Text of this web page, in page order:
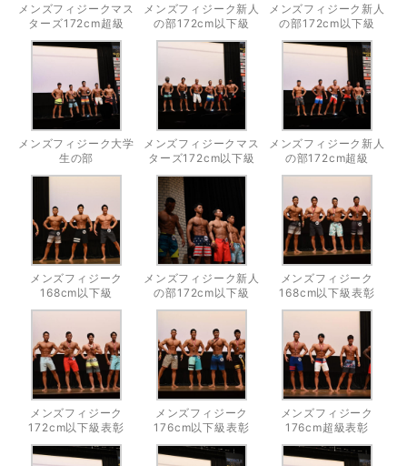
メンズフィジークマス
ターズ172cm超級
メンズフィジーク新人
の部172cm以下級
メンズフィジーク新人
の部172cm以下級
メンズフィジーク大学
生の部
メンズフィジークマス
ターズ172cm以下級
メンズフィジーク新人
の部172cm超級
メンズフィジーク
168cm以下級
メンズフィジーク新人
の部172cm以下級
メンズフィジーク
168cm以下級表彰
メンズフィジーク
172cm以下級表彰
メンズフィジーク
176cm以下級表彰
メンズフィジーク
176cm超級表彰